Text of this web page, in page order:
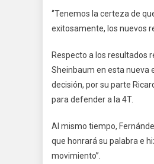
‘’Tenemos la certeza de
exitosamente, los nuevos
Respecto a los resultados
Sheinbaum en esta nueva
decisión, por su parte
para defender a la 4T.
Al mismo tiempo,
que honrará su palabra e
movimiento’’.